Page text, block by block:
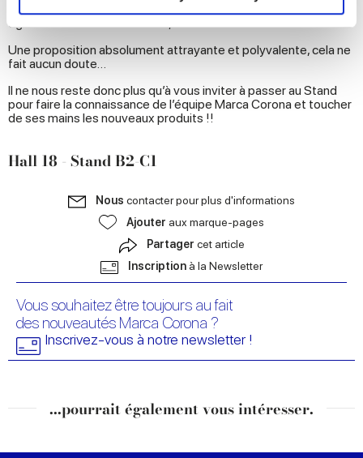
and set your preferences in thedetails section.
We use cookies to personalise content and ads, to
provide social media features and to analyse our traffic.
We also share information about your use of our site with
our social media, advertising and analytics partners who
may combine it with other information that you’ve
of their services.
satisfaire les exigences Outdoor, Phase est proposée
également en version 20 mm, en format 90x90 et 60x60 cm.
Une proposition absolument attrayante et polyvalente, cela ne
fait aucun doute…
Il ne nous reste donc plus qu’à vous inviter à passer au Stand
pour faire la connaissance de l’équipe Marca Corona et toucher
de ses mains les nouveaux produits !!
Hall 18 - Stand B2-C1
Nous contacter pour plus d'informations
Ajouter aux marque-pages
Partager cet article
Inscription à la Newsletter
Vous souhaitez être toujours au fait
des nouveautés Marca Corona ?
Inscrivez-vous à notre newsletter !
...pourrait également vous intéresser.